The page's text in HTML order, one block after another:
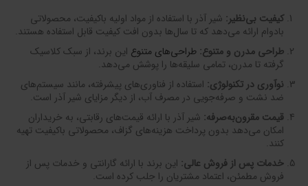
کیفیت بی‌نظیر: شیر آذر با استفاده از مواد اولیه باکیفیت، محصولاتی
بادوام ارائه می‌دهد که تا سال‌ها بدون افت کیفیت قابل استفاده هستند.
طراحی مدرن و متنوع: طراحی‌های متنوع این برند، از سبک کلاسیک
گرفته تا مدرن، تمامی سلیقه‌ها را پوشش می‌دهد.
نوآوری در تکنولوژی: استفاده از فناوری‌های پیشرفته، مانند سیستم‌های
ضد نشت و صرفه‌جویی در مصرف آب، از دیگر مزایای شیر آذر است.
قیمت مقرون‌به‌صرفه: شیر آذر با ارائه قیمت‌های رقابتی، به خریداران
امکان می‌دهد بدون پرداخت هزینه‌های گزاف، محصولاتی باکیفیت تهیه
کنند.
خدمات پس از فروش عالی: این برند با ارائه گارانتی و خدمات پس از
فروش مطمئن، اعتماد مشتریان را جلب کرده است.